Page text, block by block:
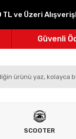
TL ve Üzeri
Parçanızın
100%
Güvenli
Ücretsiz
SCOOTER